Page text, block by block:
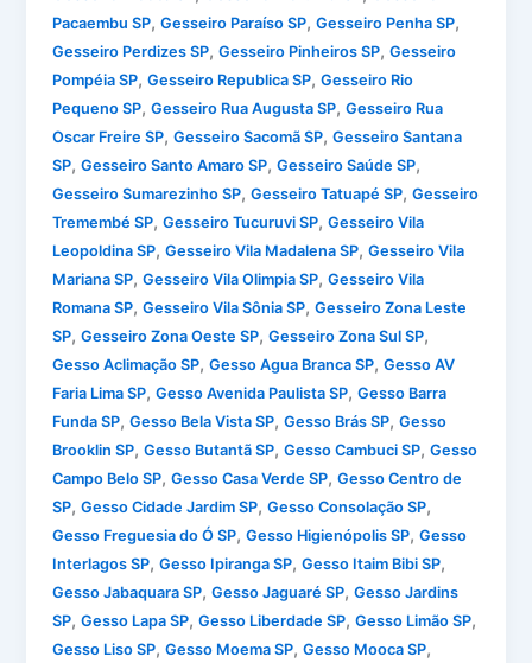
Pacaembu SP,Gesseiro Paraíso SP,Gesseiro Penha SP,
Gesseiro Perdizes SP,Gesseiro Pinheiros SP,Gesseiro
Pompéia SP,Gesseiro Republica SP,Gesseiro Rio
Pequeno SP,Gesseiro Rua Augusta SP,Gesseiro Rua
Oscar Freire SP,Gesseiro Sacomã SP,Gesseiro Santana
SP,Gesseiro Santo Amaro SP,Gesseiro Saúde SP,
Gesseiro Sumarezinho SP,Gesseiro Tatuapé SP,Gesseiro
Tremembé SP,Gesseiro Tucuruvi SP,Gesseiro Vila
Leopoldina SP,Gesseiro Vila Madalena SP,Gesseiro Vila
Mariana SP,Gesseiro Vila Olimpia SP,Gesseiro Vila
Romana SP,Gesseiro Vila Sônia SP,Gesseiro Zona Leste
SP,Gesseiro Zona Oeste SP,Gesseiro Zona Sul SP,
Gesso Aclimação SP,Gesso Agua Branca SP,Gesso AV
Faria Lima SP,Gesso Avenida Paulista SP,Gesso Barra
Funda SP,Gesso Bela Vista SP,Gesso Brás SP,Gesso
Brooklin SP,Gesso Butantã SP,Gesso Cambuci SP,Gesso
Campo Belo SP,Gesso Casa Verde SP,Gesso Centro de
SP,Gesso Cidade Jardim SP,Gesso Consolação SP,
Gesso Freguesia do Ó SP,Gesso Higienópolis SP,Gesso
Interlagos SP,Gesso Ipiranga SP,Gesso Itaim Bibi SP,
Gesso Jabaquara SP,Gesso Jaguaré SP,Gesso Jardins
SP,Gesso Lapa SP,Gesso Liberdade SP,Gesso Limão SP,
Gesso Liso SP,Gesso Moema SP,Gesso Mooca SP,